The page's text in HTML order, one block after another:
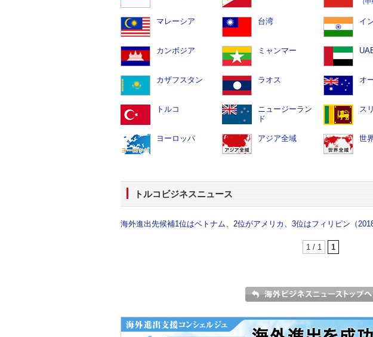
（
マレーシア 台湾 イ
カンボジア ミャンマー
カザフスタン ラオス オ
トルコ
ニュージーラン
ド
ス
ヨーロッパ アジア全域 世
トルコビジネスニュース
海外進出先候補1位はベトナム、2位がアメリカ、3位はフィリピン（
1 / 1 1